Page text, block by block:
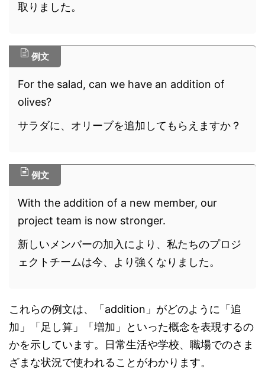
取りました。
例文
For the salad, can we have an addition of
olives?
サラダに、オリーブを追加してもらえますか？
例文
With the addition of a new member, our
project team is now stronger.
新しいメンバーの加入により、私たちのプロジ
ェクトチームは今、より強くなりました。
これらの例文は、「addition」がどのように「追
加」「足し算」「増加」といった概念を表現するの
かを示しています。日常生活や学校、職場でのさま
ざまな状況で使われることがわかります。